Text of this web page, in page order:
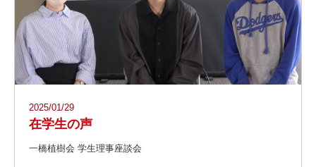
2025/01/29
在学生の声
一橋植樹会 学生理事座談会